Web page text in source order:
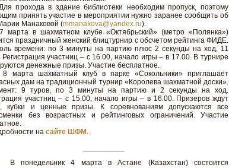
в здание библиотеки необходим пропуск, поэтому
принять участие в мероприятии нужно заранее сообщить об
Манаковой (mmanakova@yandex.ru).
в шахматном клубе «Октябрьский» (метро «Полянка»)
праздничный женский блицтурнир с обсчетом рейтинга ФИДЕ.
времени: по 3 минуты на партию плюс 2 секунды на ход, 11
Регистрация участниц – с 16.00, начало игры – в 17.00. В турнире
денежные призы. Участие бесплатное.
шахматный клуб в парке «Сокольники» приглашает
дам на традиционный турнир «Королева шахматной доски».
9 туров, по 3 минуты на партию и 2 секунды на ход.
участниц – с 15.00, начало игры – в 16.00. Призеров ждут
кубки и ценные призы. К соревнованиям допускаются все
без возрастных и рейтинговых ограничений. Участие
на сайте ШФМ .
4 марта в Астане (Казахстан) состоится